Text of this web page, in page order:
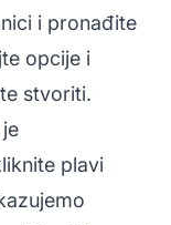
i pronađite
opcije i
stvoriti.
plavi